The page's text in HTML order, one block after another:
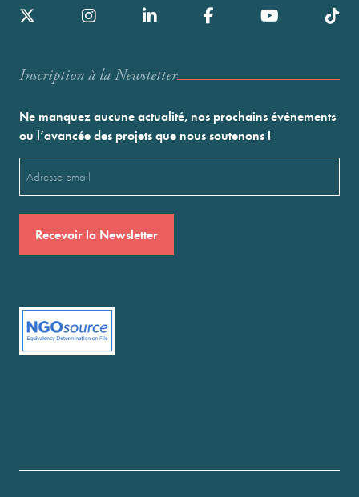
Inscription à la Newstetter
Ne manquez aucune actualité, nos prochains événements
ou l’avancée des projets que nous soutenons !
(Nécessaire)